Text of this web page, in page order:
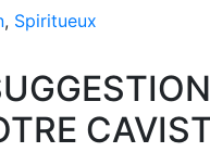
, Spiritueux